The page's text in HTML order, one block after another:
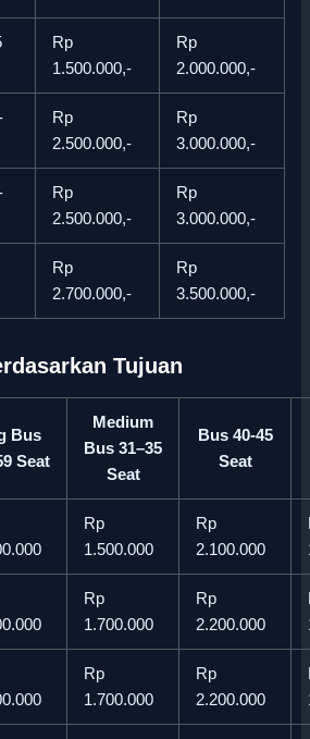
Rp
1.500.000,-
Rp
2.000.000,-
Rp
2.500.000,-
Rp
3.000.000,-
Rp
2.500.000,-
Rp
3.000.000,-
Rp
2.700.000,-
Rp
3.500.000,-
Tujuan
Bus
Seat
Medium
Bus 31–35
Seat
Bus 40-45
Seat
Rp
1.500.000
Rp
2.100.000
Rp
1.700.000
Rp
2.200.000
Rp
1.700.000
Rp
2.200.000